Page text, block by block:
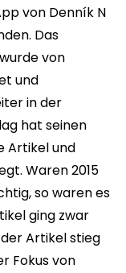
von Denník N
Das
von
und
in der
hat seinen
Artikel und
Waren 2015
so waren es
ging zwar
Artikel stieg
Fokus von